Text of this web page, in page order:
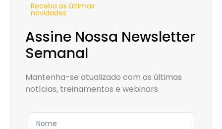
Receba as últimas
novidades
Assine Nossa Newsletter
Semanal
Mantenha-se atualizado com as últimas
notícias, treinamentos e webinars